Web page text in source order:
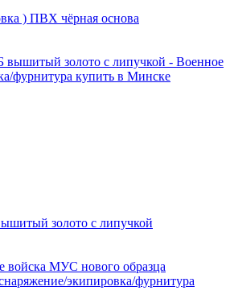
) ПВХ чёрная основа
золото с липучкой